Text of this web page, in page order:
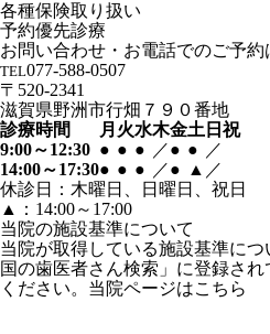
各種保険取り扱い
予約優先診療
お問い合わせ・お電話でのご予約
TEL077-588-0507
〒520-2341
滋賀県野洲市行畑７９０番地
診療時間
月 火水木金土 日祝
9:00～12:30 ● ● ● ／● ● ／
14:00～17:30● ● ● ／● ▲ ／
休診日：木曜日、日曜日、祝日
▲：14:00～17:00
当院の施設基準について
当院が取得している施設基準に
国の歯医者さん検索」に登録さ
ください。 当院ページはこちら